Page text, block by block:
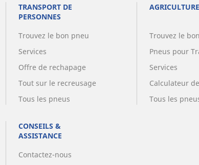
TRANSPORT DE
PERSONNES
Trouvez le bon pneu
Services
Offre de rechapage
Tout sur le recreusage
Tous les pneus
AGRICULTURE
Trouvez le
Pneus pour
Services
Calculateur
Tous les
CONSEILS &
ASSISTANCE
Contactez-nous